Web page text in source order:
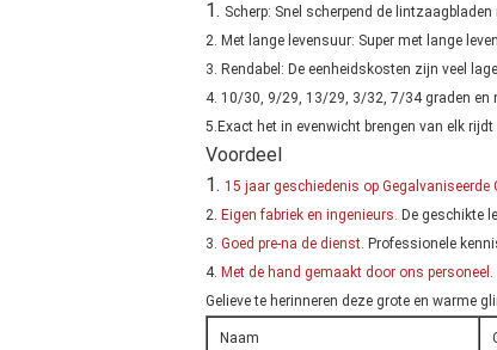
1. Scherp: Snel scherpend de
2. Met lange levensuur: Super met lange
3. Rendabel: De eenheidskosten zijn veel
4. 10/30, 9/29, 13/29, 3/32, 7/34 graden en
5.Exact het in evenwicht brengen van elk rijdt
Voordeel
1. 15 jaar geschiedenis op Gegalvaniseerde
2. Eigen fabriek en ingenieurs. De geschikte
3. Goed pre-na de dienst. Professionele
4. Met de hand gemaakt door ons personeel.
Gelieve te herinneren deze grote en warme
Naam